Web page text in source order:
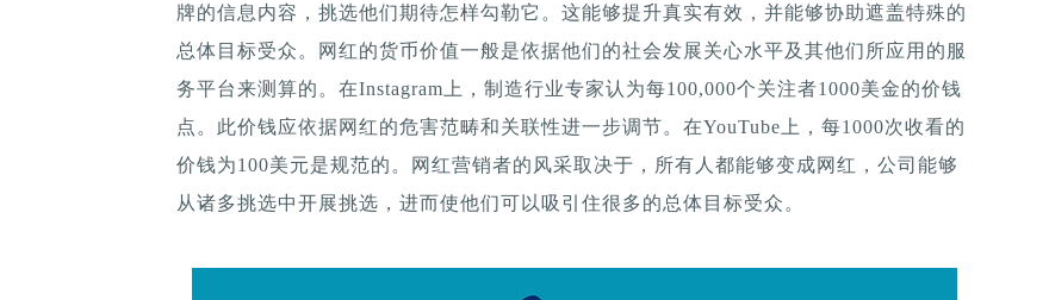
牌的信息内容，挑选他们期待怎样勾勒它。这能够提升真实有效，并能够协助遮盖特殊的
总体目标受众。网红的货币价值一般是依据他们的社会发展关心水平及其他们所应用的服
务平台来测算的。在Instagram上，制造行业专家认为每100,000个关注者1000美金的价钱
点。此价钱应依据网红的危害范畴和关联性进一步调节。在YouTube上，每1000次收看的
价钱为100美元是规范的。网红营销者的风采取决于，所有人都能够变成网红，公司能够
从诸多挑选中开展挑选，进而使他们可以吸引住很多的总体目标受众。